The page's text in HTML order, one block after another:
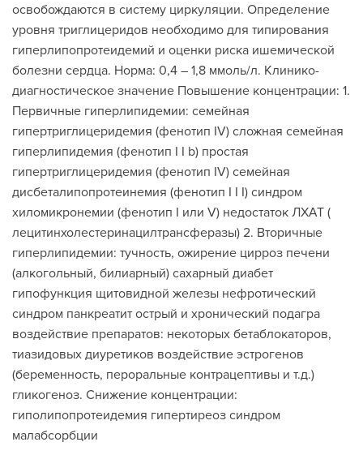
освобождаются в систему циркуляции. Определение
уровня триглицеридов необходимо для типирования
гиперлипопротеидемий и оценки риска ишемической
болезни сердца. Норма: 0,4 – 1,8 ммоль/л. Клинико-
диагностическое значение Повышение концентрации: 1.
Первичные гиперлипидемии: семейная
гипертриглицеридемия (фенотип IV) сложная семейная
гиперлипидемия (фенотип I I b) простая
гипертриглицеридемия (фенотип IV) семейная
дисбеталипопротеинемия (фенотип I I I) синдром
хиломикронемии (фенотип I или V) недостаток ЛХАТ (
лецитинхолестеринацилтрансферазы) 2. Вторичные
гиперлипидемии: тучность, ожирение цирроз печени
(алкогольный, билиарный) сахарный диабет
гипофункция щитовидной железы нефротический
синдром панкреатит острый и хронический подагра
воздействие препаратов: некоторых бетаблокаторов,
тиазидовых диуретиков воздействие эстрогенов
(беременность, пероральные контрацептивы и т.д.)
гликогеноз. Снижение концентрации:
гиполипопротеидемия гипертиреоз синдром
малабсорбции